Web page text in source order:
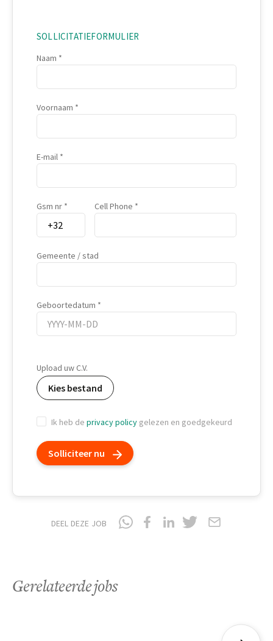
SOLLICITATIEFORMULIER
Naam
Voornaam
E-mail
Gsm nr Cell Phone
Gemeente / stad
Geboortedatum
Upload uw C.V.
Kies bestand
Ik heb de privacy policy gelezen en goedgekeurd
Solliciteer nu
DEEL DEZE JOB
Gerelateerde jobs